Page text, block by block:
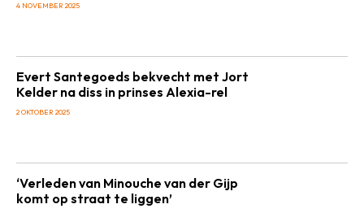
4 NOVEMBER 2025
Evert Santegoeds bekvecht met Jort
Kelder na diss in prinses Alexia-rel
2 OKTOBER 2025
‘Verleden van Minouche van der Gijp
komt op straat te liggen’